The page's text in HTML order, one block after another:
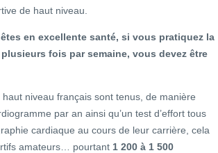
de haut niveau.
en excellente santé, si vous pratiquez la
fois par semaine, vous devez être
niveau français sont tenus, de manière
par an ainsi qu’un test d’effort tous
cardiaque au cours de leur carrière, cela
amateurs… pourtant 1 200 à 1 500